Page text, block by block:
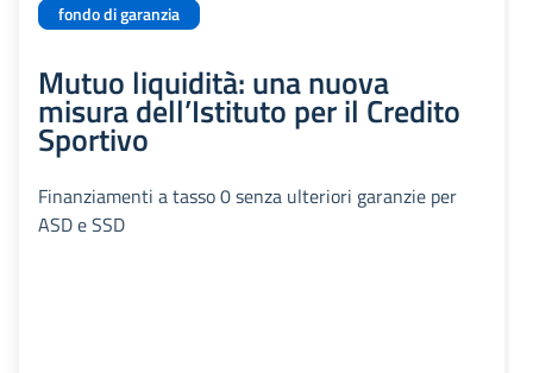
fondo di garanzia
Mutuo liquidità: una nuova
misura dell’Istituto per il Credito
Sportivo
Finanziamenti a tasso 0 senza ulteriori garanzie per
ASD e SSD